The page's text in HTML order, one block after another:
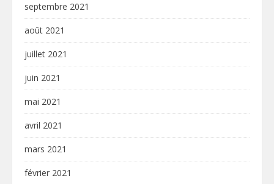
septembre 2021
août 2021
juillet 2021
juin 2021
mai 2021
avril 2021
mars 2021
février 2021